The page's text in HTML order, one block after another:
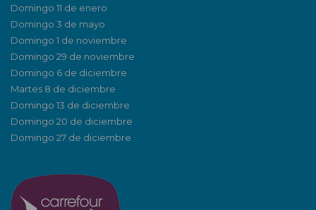
Domingo 11 de enero
Domingo 3 de mayo
Domingo 1 de noviembre
Domingo 29 de noviembre
Domingo 6 de diciembre
Martes 8 de diciembre
Domingo 13 de diciembre
Domingo 20 de diciembre
Domingo 27 de diciembre